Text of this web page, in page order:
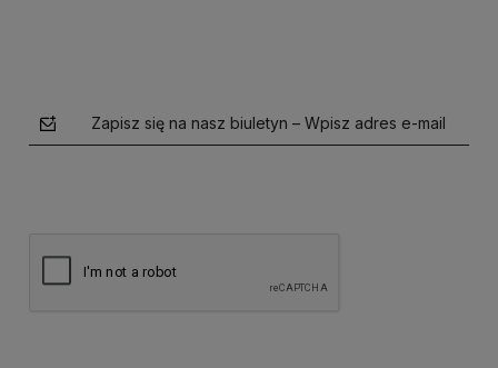
Zapisz się na nasz biuletyn – Wpisz adres e-mail